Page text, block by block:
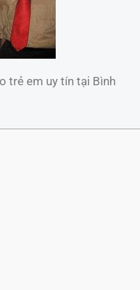
trẻ em uy tín tại Bình